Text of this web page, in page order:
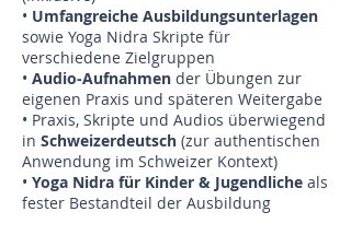
• Umfangreiche Ausbildungsunterlagen
sowie Yoga Nidra Skripte für
verschiedene Zielgruppen
• Audio-Aufnahmen der Übungen zur
eigenen Praxis und späteren Weitergabe
• Praxis, Skripte und Audios überwiegend
in Schweizerdeutsch (zur authentischen
Anwendung im Schweizer Kontext)
• Yoga Nidra für Kinder & Jugendliche als
fester Bestandteil der Ausbildung